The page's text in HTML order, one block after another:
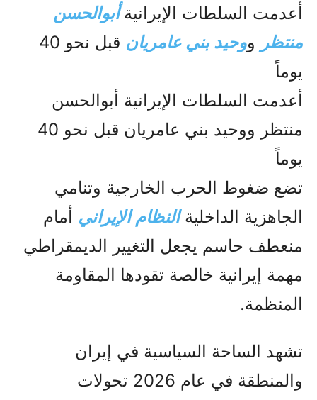
أعدمت السلطات الإيرانيةأبوالحسن
منتظر ووحيد بني عامريان
قبل نحو 40
يوماً
أعدمت السلطات الإيرانية أبوالحسن
منتظر ووحيد بني عامريان قبل نحو 40
يوماً
تضع ضغوط الحرب الخارجية وتنامي
الجاهزية الداخليةالنظام الإيراني أمام
منعطف حاسم يجعل التغيير الديمقراطي
مهمة إيرانية خالصة تقودها المقاومة
المنظمة.
تشهد الساحة السياسية في إيران
والمنطقة في عام 2026 تحولات